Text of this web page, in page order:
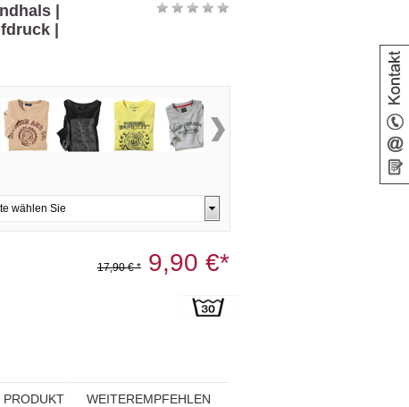
|
|
17,90 € *9,90 €*
PRODUKT WEITEREMPFEHLEN